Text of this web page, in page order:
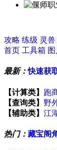
攻略 练级 灵兽
首页 工具箱
最新：快速获
【计算类】 跑
【查询类】 野
【辅助类】 江
热门： 藏宝阁